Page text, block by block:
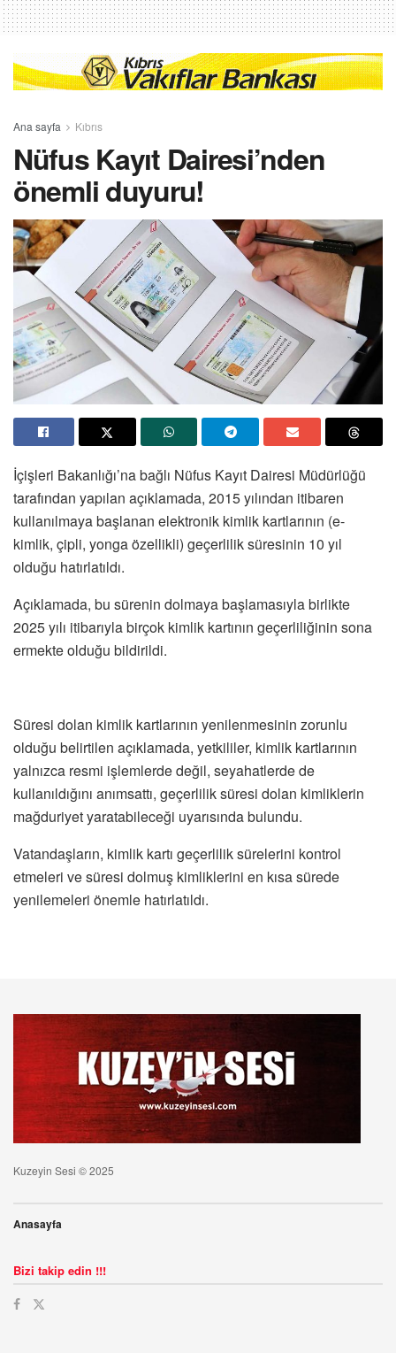
Ana sayfa Kıbrıs
Nüfus Kayıt Dairesi’nden
önemli duyuru!
İçişleri Bakanlığı’na bağlı Nüfus Kayıt Dairesi Müdürlüğü
tarafından yapılan açıklamada, 2015 yılından itibaren
kullanılmaya başlanan elektronik kimlik kartlarının (e-
kimlik, çipli, yonga özellikli) geçerlilik süresinin 10 yıl
olduğu hatırlatıldı.
Açıklamada, bu sürenin dolmaya başlamasıyla birlikte
2025 yılı itibarıyla birçok kimlik kartının geçerliliğinin sona
ermekte olduğu bildirildi.
Süresi dolan kimlik kartlarının yenilenmesinin zorunlu
olduğu belirtilen açıklamada, yetkililer, kimlik kartlarının
yalnızca resmi işlemlerde değil, seyahatlerde de
kullanıldığını anımsattı, geçerlilik süresi dolan kimliklerin
mağduriyet yaratabileceği uyarısında bulundu.
Vatandaşların, kimlik kartı geçerlilik sürelerini kontrol
etmeleri ve süresi dolmuş kimliklerini en kısa sürede
yenilemeleri önemle hatırlatıldı.
Kuzeyin Sesi © 2025
Anasayfa
Bizi takip edin !!!